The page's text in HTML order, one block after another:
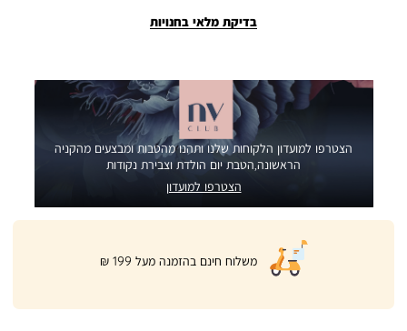
בדיקת מלאי בחנויות
הצטרפו למועדון הלקוחות שלנו ותהנו מהטבות ומבצעים מהקניה
הראשונה,הטבת יום הולדת וצבירת נקודות
הצטרפו למועדון
|
product
page
banner
משלוח חינם בהזמנה מעל 199 ₪